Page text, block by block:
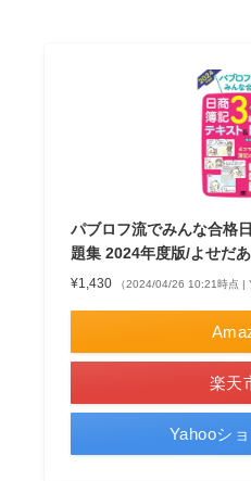
パブロフ流でみんな合格
題集 2024年度版/よせだ
¥1,430 （2024/04/26 10:21時点 |
楽天
Yahooシ